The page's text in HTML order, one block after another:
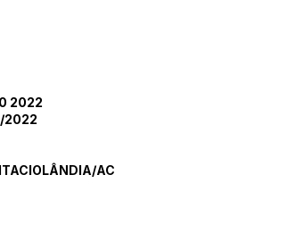
2022
2022
AC